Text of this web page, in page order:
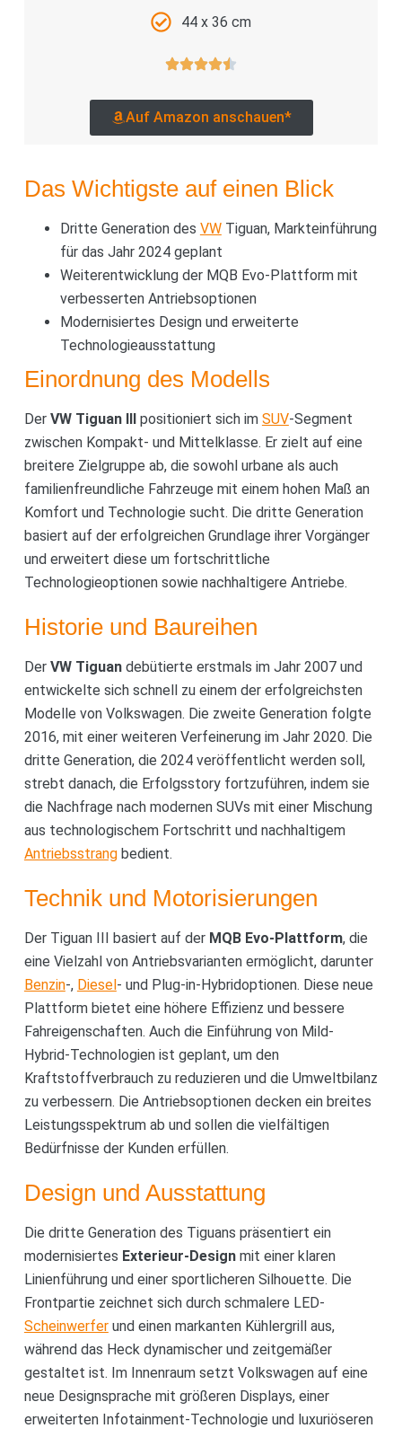
44 x 36 cm
Auf Amazon anschauen*
Das Wichtigste auf einen Blick
Dritte Generation des VWTiguan, Markteinführung
für das Jahr 2024 geplant
Weiterentwicklung der MQB Evo-Plattform mit
verbesserten Antriebsoptionen
Modernisiertes Design und erweiterte
Technologieausstattung
Einordnung des Modells
Der VW Tiguan IIIpositioniert sich im SUV-Segment
zwischen Kompakt- und Mittelklasse. Er zielt auf eine
breitere Zielgruppe ab, die sowohl urbane als auch
familienfreundliche Fahrzeuge mit einem hohen Maß an
Komfort und Technologie sucht. Die dritte Generation
basiert auf der erfolgreichen Grundlage ihrer Vorgänger
und erweitert diese um fortschrittliche
Technologieoptionen sowie nachhaltigere Antriebe.
Historie und Baureihen
Der VW Tiguandebütierte erstmals im Jahr 2007 und
entwickelte sich schnell zu einem der erfolgreichsten
Modelle von Volkswagen. Die zweite Generation folgte
2016, mit einer weiteren Verfeinerung im Jahr 2020. Die
dritte Generation, die 2024 veröffentlicht werden soll,
strebt danach, die Erfolgsstory fortzuführen, indem sie
die Nachfrage nach modernen SUVs mit einer Mischung
aus technologischem Fortschritt und nachhaltigem
Antriebsstrangbedient.
Technik und Motorisierungen
Der Tiguan III basiert auf der MQB Evo-Plattform, die
eine Vielzahl von Antriebsvarianten ermöglicht, darunter
Benzin-, Diesel- und Plug-in-Hybridoptionen. Diese neue
Plattform bietet eine höhere Effizienz und bessere
Fahreigenschaften. Auch die Einführung von Mild-
Hybrid-Technologien ist geplant, um den
Kraftstoffverbrauch zu reduzieren und die Umweltbilanz
zu verbessern. Die Antriebsoptionen decken ein breites
Leistungsspektrum ab und sollen die vielfältigen
Bedürfnisse der Kunden erfüllen.
Design und Ausstattung
Die dritte Generation des Tiguans präsentiert ein
modernisiertes Exterieur-Designmit einer klaren
Linienführung und einer sportlicheren Silhouette. Die
Frontpartie zeichnet sich durch schmalere LED-
Scheinwerferund einen markanten Kühlergrill aus,
während das Heck dynamischer und zeitgemäßer
gestaltet ist. Im Innenraum setzt Volkswagen auf eine
neue Designsprache mit größeren Displays, einer
erweiterten Infotainment-Technologie und luxuriöseren